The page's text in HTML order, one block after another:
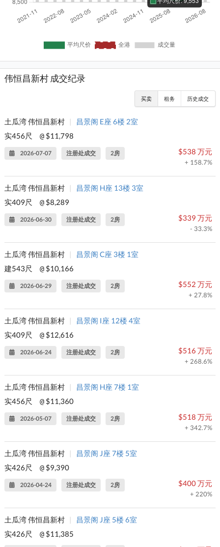
伟恒昌新村 成交纪录
买卖 租务 历史成交
土瓜湾 伟恒昌新村 |
昌景阁 E座 6楼 2室
实456尺
@ $11,798
2026-07-07 注册处成交 2房 $538 万元
+ 158.7%
土瓜湾 伟恒昌新村 |
昌景阁 H座 13楼 3室
实409尺
@ $8,289
2026-06-30 注册处成交 2房 $339 万元
- 33.3%
土瓜湾 伟恒昌新村 |
昌景阁 C座 3楼 1室
建543尺
@ $10,166
2026-06-29 注册处成交 2房 $552 万元
+ 27.8%
土瓜湾 伟恒昌新村 |
昌景阁 I座 12楼 4室
实409尺
@ $12,616
2026-06-24 注册处成交 2房 $516 万元
+ 268.6%
土瓜湾 伟恒昌新村 |
昌景阁 H座 7楼 1室
实456尺
@ $11,360
2026-05-07 注册处成交 2房 $518 万元
+ 342.7%
土瓜湾 伟恒昌新村 |
昌景阁 J座 7楼 5室
实426尺
@ $9,390
2026-04-24 注册处成交 2房 $400 万元
+ 220%
土瓜湾 伟恒昌新村 |
昌景阁 J座 5楼 6室
实426尺
@ $11,385